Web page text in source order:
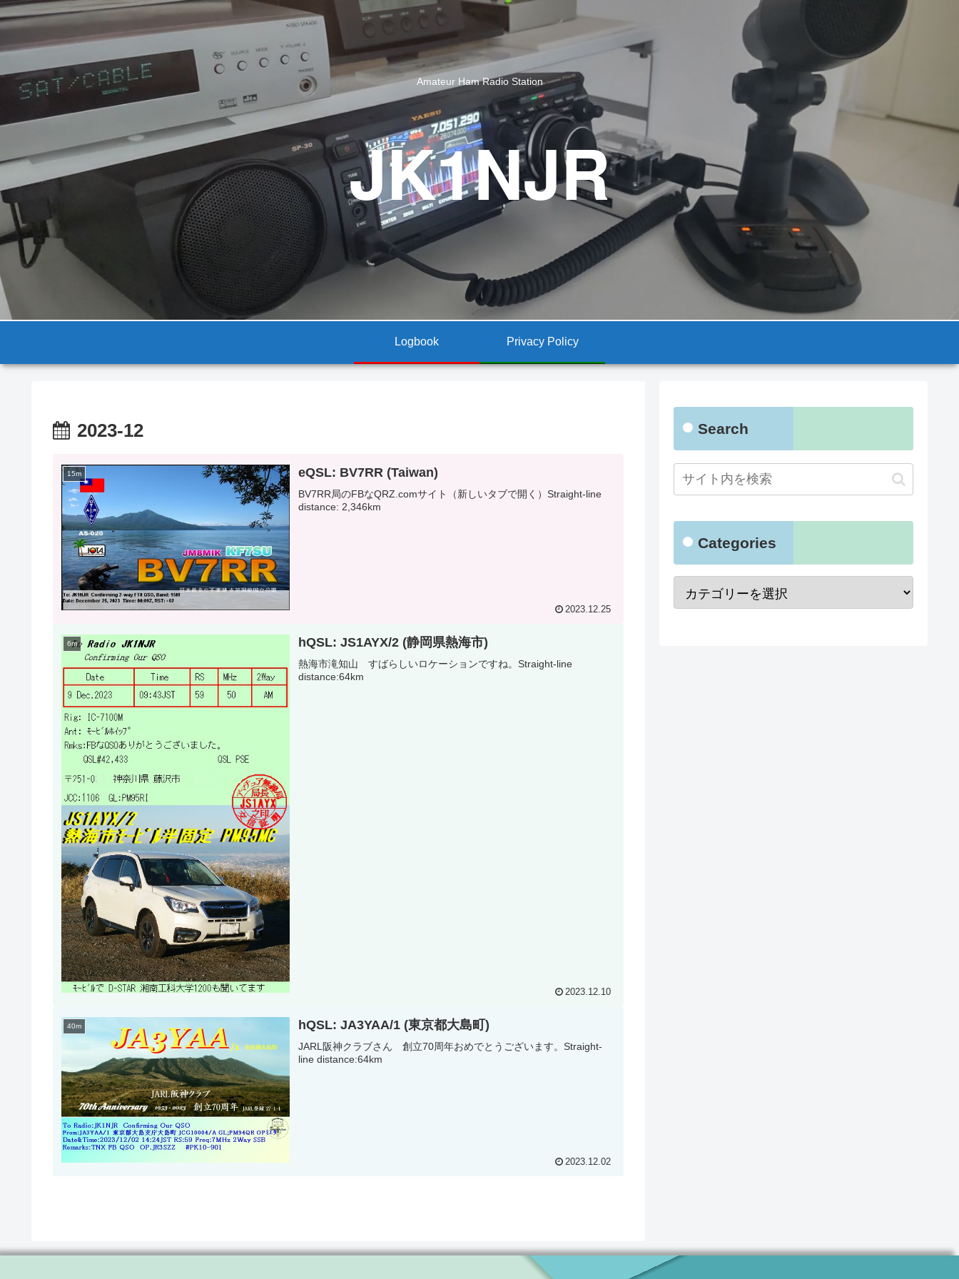
Amateur Ham Radio Station
JK1NJR
Logbook Privacy Policy
2023-12
15m eQSL: BV7RR (Taiwan)
BV7RR局のFBなQRZ.comサイト（新しいタブで開く）Straight-line
distance: 2,346km
2023.12.25
6m hQSL: JS1AYX/2 (静岡県熱海市)
熱海市滝知山 すばらしいロケーションですね。Straight-line
distance:64km
2023.12.10
40m hQSL: JA3YAA/1 (東京都大島町)
JARL阪神クラブさん 創立70周年おめでとうございます。Straight-
line distance:64km
2023.12.02
Search
Categories